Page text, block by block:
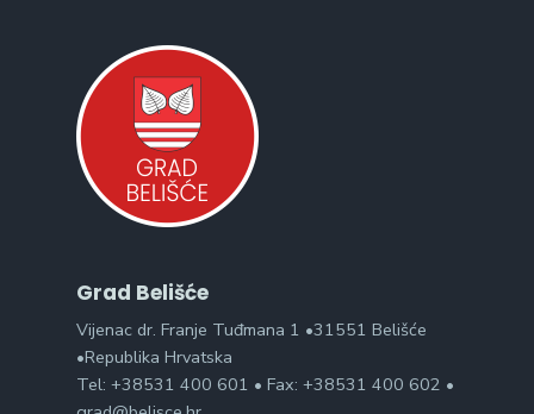
Grad Belišće
Vijenac dr. Franje Tuđmana 1 •31551 Belišće
•Republika Hrvatska
Tel: +38531 400 601 • Fax: +38531 400 602 •